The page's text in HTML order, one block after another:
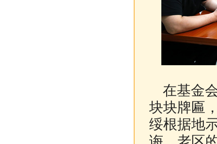
在基金
块块牌匾
绥根据地